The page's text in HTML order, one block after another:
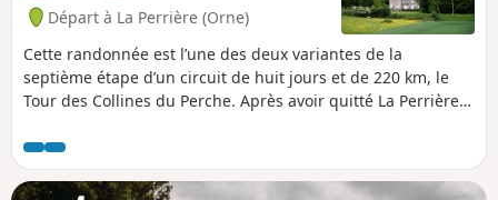
Départ à La Perrière (Orne)
Cette randonnée est l’une des deux variantes de la
septième étape d’un circuit de huit jours et de 220 km, le
Tour des Collines du Perche. Après avoir quitté La Perrière
ressort au Sud dans une campagne très vallonnée et arrive
sur la commune de Vaunoise avec son relief de cuesta
cénomanienne. Après Igé, le parcours se poursuit par de